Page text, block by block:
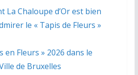
La Chaloupe d’Or est bien
le « Tapis de Fleurs »
en Fleurs » 2026 dans le
de Bruxelles